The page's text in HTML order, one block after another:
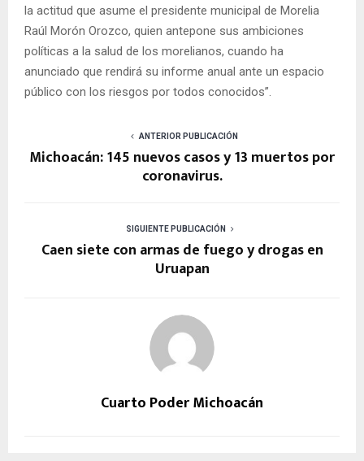
la actitud que asume el presidente municipal de Morelia
Raúl Morón Orozco, quien antepone sus ambiciones
políticas a la salud de los morelianos, cuando ha
anunciado que rendirá su informe anual ante un espacio
público con los riesgos por todos conocidos”.
ANTERIOR PUBLICACIÓN
Michoacán: 145 nuevos casos y 13 muertos por
coronavirus.
SIGUIENTE PUBLICACIÓN
Caen siete con armas de fuego y drogas en
Uruapan
Cuarto Poder Michoacán